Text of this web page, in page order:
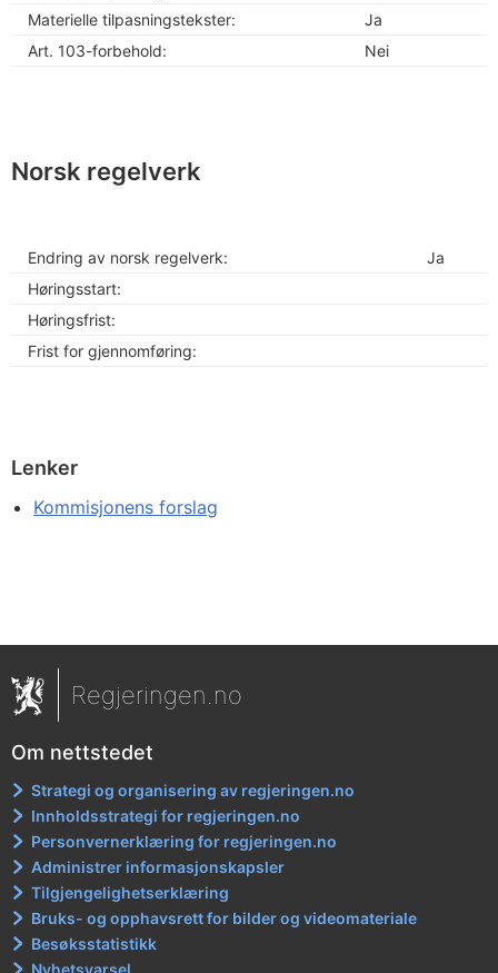
Materielle tilpasningstekster:
Ja
Art. 103-forbehold:
Nei
Norsk regelverk
Endring av norsk regelverk:
Ja
Høringsstart:
Høringsfrist:
Frist for gjennomføring:
Lenker
Kommisjonens forslag
Regjeringen.no
Om nettstedet
Strategi og organisering av regjeringen.no
Innholdsstrategi for regjeringen.no
Personvernerklæring for regjeringen.no
Administrer informasjonskapsler
Tilgjengelighetserklæring
Bruks- og opphavsrett for bilder og videomateriale
Besøksstatistikk
Nyhetsvarsel